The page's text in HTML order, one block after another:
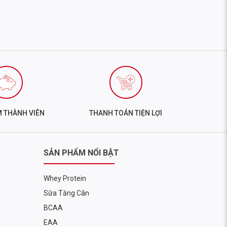
THÀNH VIÊN THANH TOÁN TIỆN LỢI
SẢN PHẨM NỔI BẬT
Whey Protein
Sữa Tăng Cân
BCAA
EAA